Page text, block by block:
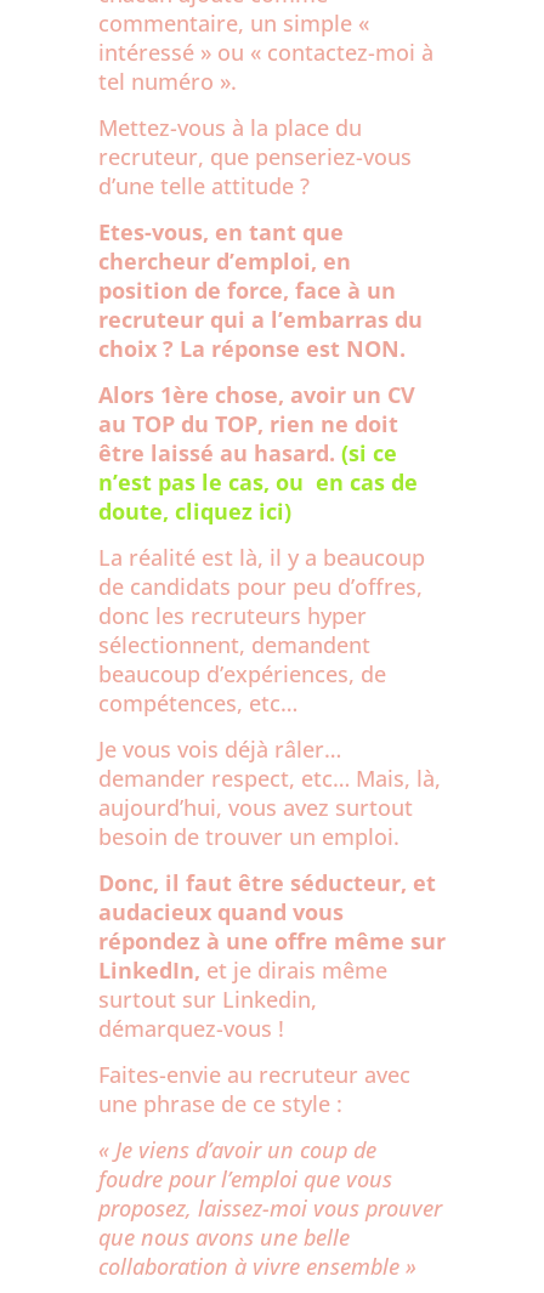
commentaire, un simple «
intéressé » ou « contactez-moi à
tel numéro ».
Mettez-vous à la place du
recruteur, que penseriez-vous
d’une telle attitude ?
Etes-vous, en tant que
chercheur d’emploi, en
position de force, face à un
recruteur qui a l’embarras du
choix ? La réponse est NON.
Alors 1ère chose, avoir un CV
au TOP du TOP, rien ne doit
être laissé au hasard. (si ce
n’est pas le cas, ou en cas de
doute, cliquez ici)
La réalité est là, il y a beaucoup
de candidats pour peu d’offres,
donc les recruteurs hyper
sélectionnent, demandent
beaucoup d’expériences, de
compétences, etc…
Je vous vois déjà râler…
demander respect, etc… Mais, là,
aujourd’hui, vous avez surtout
besoin de trouver un emploi.
Donc, il faut être séducteur, et
audacieux quand vous
répondez à une offre même sur
LinkedIn, et je dirais même
surtout sur Linkedin,
démarquez-vous !
Faites-envie au recruteur avec
une phrase de ce style :
« Je viens d’avoir un coup de
foudre pour l’emploi que vous
proposez, laissez-moi vous prouver
que nous avons une belle
collaboration à vivre ensemble »